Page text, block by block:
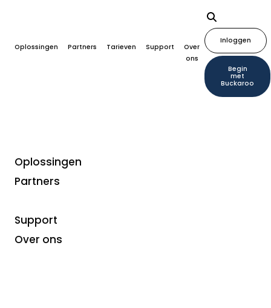
Oplossingen Partners Tarieven Support
Over
ons
Inloggen
Begin
met
Buckaroo
Oplossingen
Partners
Support
Over ons
Branches
Buckaroo: snel en
efficiënt betalingen